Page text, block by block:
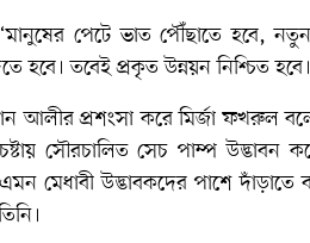
পেটে ভাত পৌঁছাতে হবে,
হবে। তবেই প্রকৃত উন্নয়ন নিশ্চিত
আলীর প্রশংসা করে মির্জা ফখরুল
সৌরচালিত সেচ পাম্প উদ্ভাবন
মেধাবী উদ্ভাবকদের পাশে